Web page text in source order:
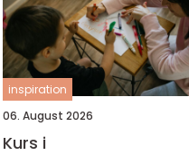
inspiration
06. August 2026
Kurs i